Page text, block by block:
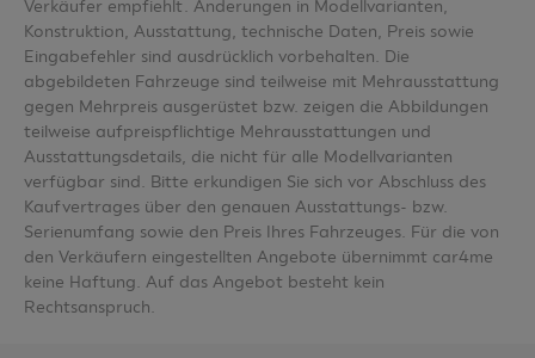
Verkäufer empfiehlt. Änderungen in Modellvarianten,
Konstruktion, Ausstattung, technische Daten, Preis sowie
Eingabefehler sind ausdrücklich vorbehalten. Die
abgebildeten Fahrzeuge sind teilweise mit Mehrausstattung
gegen Mehrpreis ausgerüstet bzw. zeigen die Abbildungen
teilweise aufpreispflichtige Mehrausstattungen und
Ausstattungsdetails, die nicht für alle Modellvarianten
verfügbar sind. Bitte erkundigen Sie sich vor Abschluss des
Kaufvertrages über den genauen Ausstattungs- bzw.
Serienumfang sowie den Preis Ihres Fahrzeuges. Für die von
den Verkäufern eingestellten Angebote übernimmt car4me
keine Haftung. Auf das Angebot besteht kein
Rechtsanspruch.